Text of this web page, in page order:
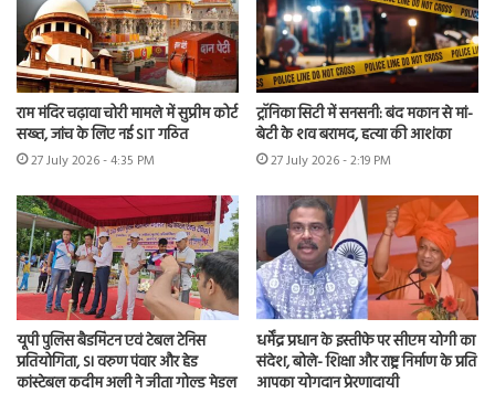
राम मंदिर चढ़ावा चोरी मामले में सुप्रीम कोर्ट
सख्त, जांच के लिए नई SIT गठित
27 July 2026 - 4:35 PM
ट्रॉनिका सिटी में सनसनी: बंद मकान से मां-
बेटी के शव बरामद, हत्या की आशंका
27 July 2026 - 2:19 PM
यूपी पुलिस बैडमिंटन एवं टेबल टेनिस
प्रतियोगिता, SI वरुण पंवार और हेड
कांस्टेबल कदीम अली ने जीता गोल्ड मेडल
धर्मेंद्र प्रधान के इस्तीफे पर सीएम योगी का
संदेश, बोले- शिक्षा और राष्ट्र निर्माण के प्रति
आपका योगदान प्रेरणादायी